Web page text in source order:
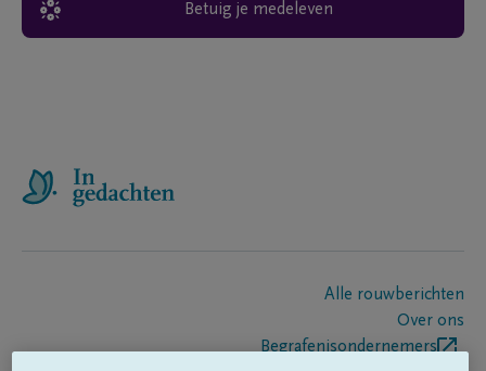
Betuig je medeleven
Alle rouwberichten
Over ons
Begrafenisondernemers